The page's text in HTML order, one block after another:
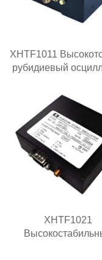
XHTF1011
рубидиевый
XHTF1021